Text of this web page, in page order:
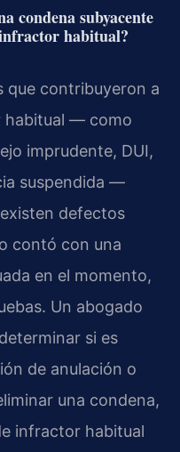
condena subyacente
habitual?
que contribuyeron a
habitual — como
imprudente, DUI,
suspendida —
defectos
contó con una
en el momento,
Un abogado
si es
de anulación o
una condena,
infractor habitual